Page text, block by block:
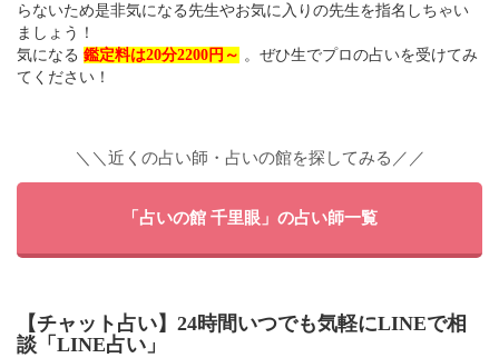
らないため是非気になる先生やお気に入りの先生を指名しちゃい
ましょう！
気になる 鑑定料は20分2200円～ 。ぜひ生でプロの占いを受けてみ
てください！
＼＼近くの占い師・占いの館を探してみる／／
「占いの館 千里眼」の占い師一覧
【チャット占い】24時間いつでも気軽にLINEで相
談「LINE占い」